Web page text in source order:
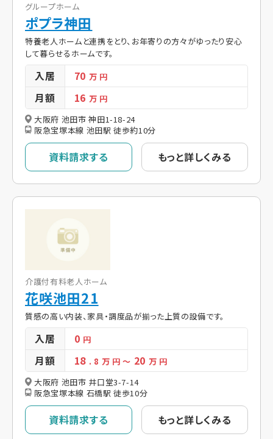
グループホーム
ポプラ神田
特養老人ホームと連携をとり、お年寄りの方々がゆったり安心
して暮らせるホームです。
入居 70万 円
月額 16万 円
大阪府 池田市 神田1-18-24
阪急宝塚本線 池田駅 徒歩約10分
資料請求する もっと詳しくみる
介護付有料老人ホーム
花咲池田21
質感の高い内装、家具・調度品が揃った上質の設備です。
入居 0 円
月額 18 . 8 万 円～ 20万 円
大阪府 池田市 井口堂3-7-14
阪急宝塚本線 石橋駅 徒歩10分
資料請求する もっと詳しくみる